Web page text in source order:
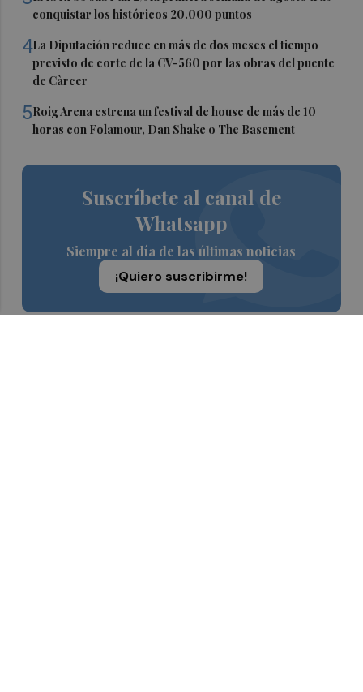
conquistar los históricos 20.000 puntos
4La Diputación reduce en más de dos meses el tiempo
previsto de corte de la CV-560 por las obras del puente
de Càrcer
5Roig Arena estrena un festival de house de más de 10
horas con Folamour, Dan Shake o The Basement
Suscríbete al canal de
Whatsapp
Siempre al día de las últimas noticias
¡Quiero suscribirme!